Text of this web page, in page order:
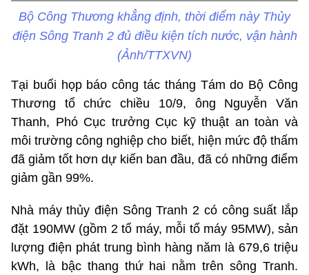
Bộ Công Thương khẳng định, thời điểm này Thủy
điện Sông Tranh 2 đủ điều kiện tích nước, vận hành
(Ảnh/TTXVN)
Tại buổi họp báo công tác tháng Tám do Bộ Công
Thương tổ chức chiều 10/9, ông Nguyễn Văn
Thanh, Phó Cục trưởng Cục kỹ thuật an toàn và
môi trường công nghiệp cho biết, hiện mức độ thấm
đã giảm tốt hơn dự kiến ban đầu, đã có những điểm
giảm gần 99%.
Nhà máy thủy điện Sông Tranh 2 có công suất lắp
đặt 190MW (gồm 2 tổ máy, mỗi tổ máy 95MW), sản
lượng điện phát trung bình hàng năm là 679,6 triệu
kWh, là bậc thang thứ hai nằm trên sông Tranh.